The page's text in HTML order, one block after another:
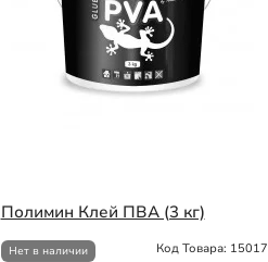
Полимин Клей ПВА (3 кг)
Нет в наличии Код Товара: 15017